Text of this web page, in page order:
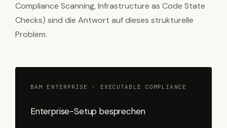
Compliance Scanning, Infrastructure as Code State
Checks) sind die Antwort auf dieses strukturelle
Problem.
BAM ENTERPRISE · EXECUTABLE COMPLIANCE
Enterprise-Setup besprechen